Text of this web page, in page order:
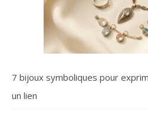
7 bijoux symboliques pour
un lien